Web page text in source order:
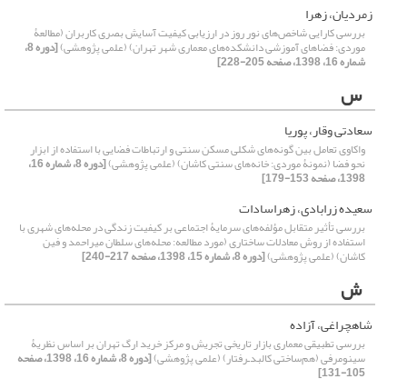
زمردیان، زهرا
بررسی کارایی شاخص‌های نور روز در ارزیابی کیفیت آسایش بصری کاربران (مطالعۀ
موردی: فضاهای آموزشی دانشکده‌های معماری شهر تهران) (علمی پژوهشی) [دوره 8،
شماره 16، 1398، صفحه 205-228]
س
سعادتی وقار، پوریا
واکاوی تعامل بین گونه‌های شکلی مسکن سنتی و ارتباطات فضایی با استفاده از ابزار
نحو فضا (نمونۀ موردی: خانه‌های سنتی کاشان) (علمی پژوهشی) [دوره 8، شماره 16،
1398، صفحه 153-179]
سعیده زرابادی، زهراسادات
بررسی تأثیر متقابل مؤلفه‌های سرمایۀ اجتماعی بر کیفیت زندگی در محله‌های شهری با
استفاده از روش معادلات ساختاری (مورد مطالعه: محله‌های سلطان میراحمد و فین
کاشان) (علمی پژوهشی)[دوره 8، شماره 15، 1398، صفحه 217-240]
ش
شاهچراغی، آزاده
بررسی تطبیقی معماری بازار تاریخی تجریش و مرکز خرید ارگ تهران بر اساس نظریۀ
سینومرفی (هم‌ساختی کالبد‌ـ‌رفتار) (علمی پژوهشی) [دوره 8، شماره 16، 1398، صفحه
105-131]